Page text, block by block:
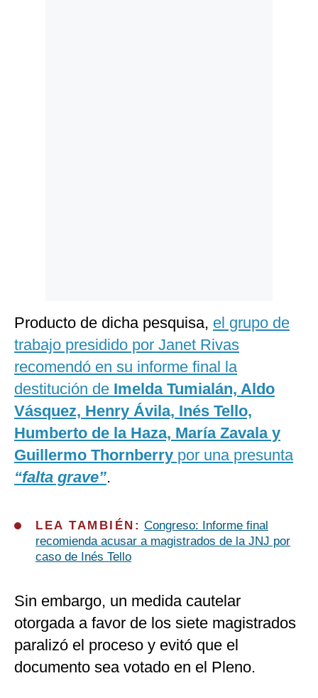
Producto de dicha pesquisa, el grupo de
trabajo presidido por Janet Rivas
recomendó en su informe final la
destitución de Imelda Tumialán, Aldo
Vásquez, Henry Ávila, Inés Tello,
Humberto de la Haza, María Zavala y
Guillermo Thornberry por una presunta
“falta grave”.
LEA TAMBIÉN: Congreso: Informe final
recomienda acusar a magistrados de la JNJ por
caso de Inés Tello
Sin embargo, un medida cautelar
otorgada a favor de los siete magistrados
paralizó el proceso y evitó que el
documento sea votado en el Pleno.